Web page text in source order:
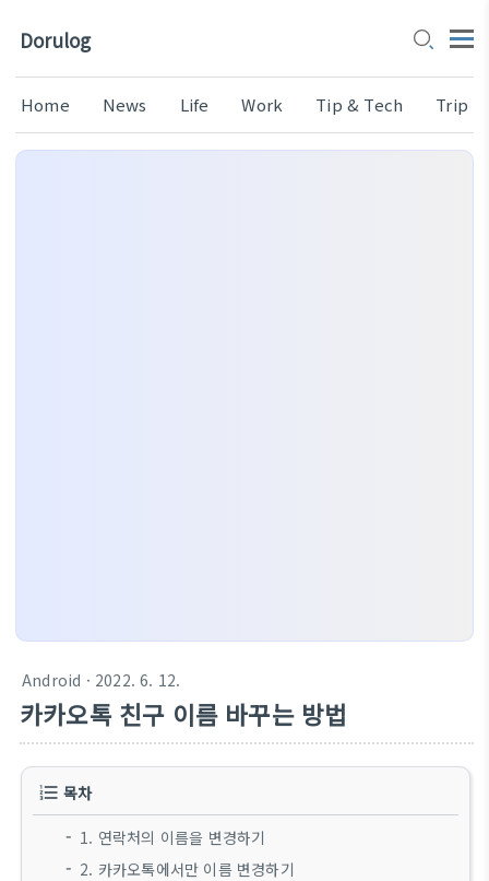
Dorulog
Home News Life Work Tip & Tech Trip
Android · 2022. 6. 12.
카카오톡 친구 이름 바꾸는 방법
목차
1. 연락처의 이름을 변경하기
2. 카카오톡에서만 이름 변경하기